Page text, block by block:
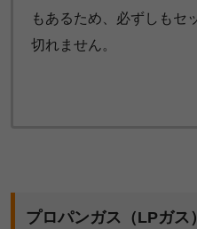
もあるため、必ずしもセ
切れません。
プロパンガス（LPガス